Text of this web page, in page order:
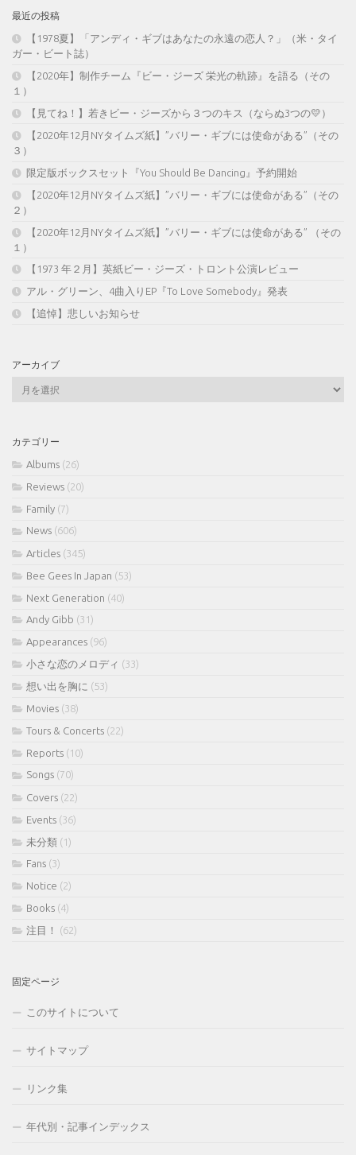
最近の投稿
【1978夏】「アンディ・ギブはあなたの永遠の恋人？」（米・タイ
ガー・ビート誌）
【2020年】制作チーム『ビー・ジーズ 栄光の軌跡』を語る（その
１）
【見てね！】若きビー・ジーズから３つのキス（ならぬ3つの💛）
【2020年12月NYタイムズ紙】”バリー・ギブには使命がある”（その
３）
限定版ボックスセット『You Should Be Dancing』予約開始
【2020年12月NYタイムズ紙】”バリー・ギブには使命がある”（その
２）
【2020年12月NYタイムズ紙】”バリー・ギブには使命がある” （その
１）
【1973 年２月】英紙ビー・ジーズ・トロント公演レビュー
アル・グリーン、4曲入りEP『To Love Somebody』発表
【追悼】悲しいお知らせ
アーカイブ
ブ
カテゴリー
Albums (26)
Reviews (20)
Family (7)
News (606)
Articles (345)
Bee Gees In Japan (53)
Next Generation (40)
Andy Gibb (31)
Appearances (96)
小さな恋のメロディ (33)
想い出を胸に (53)
Movies (38)
Tours & Concerts (22)
Reports (10)
Songs (70)
Covers (22)
Events (36)
未分類 (1)
Fans (3)
Notice (2)
Books (4)
注目！
(62)
固定ページ
このサイトについて
サイトマップ
リンク集
年代別・記事インデックス